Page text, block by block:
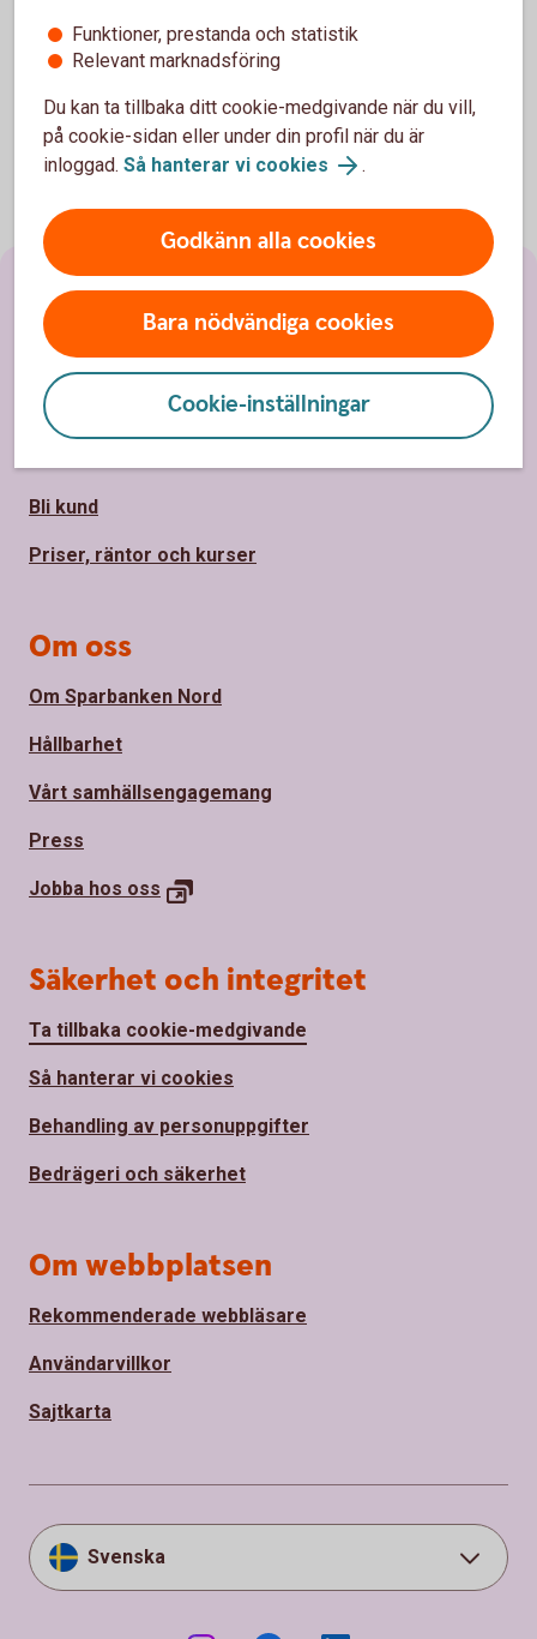
Du kan själv ändra ditt anskaffningsvärde i internetbanken.
Funktioner, prestanda och statistik
Relevant marknadsföring
Du kan ta tillbaka ditt cookie-medgivande när du vill,
på cookie-sidan eller under din profil när du är
inloggad. Så hanterar vi cookies .
Godkänn alla cookies
Bara nödvändiga cookies
Cookie-inställningar
Sidfot
Hitta snabbt
Kundservice
Spärrhjälp
Bli kund
Priser, räntor och kurser
Om oss
Om Sparbanken Nord
Hållbarhet
Vårt samhällsengagemang
Press
Jobba hos oss
Säkerhet och integritet
Ta tillbaka cookie-medgivande
Så hanterar vi cookies
Behandling av personuppgifter
Bedrägeri och säkerhet
Om webbplatsen
Rekommenderade webbläsare
Användarvillkor
Sajtkarta
Svenska